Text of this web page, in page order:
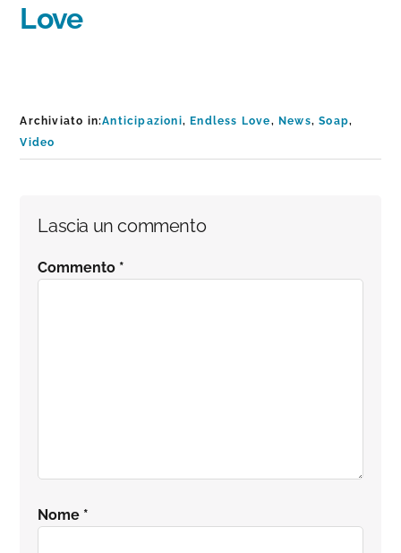
Love
Archiviato in:Anticipazioni,Endless Love,News,Soap,
Video
Interazioni
del
Lascia un commento
Commento *
Nome *